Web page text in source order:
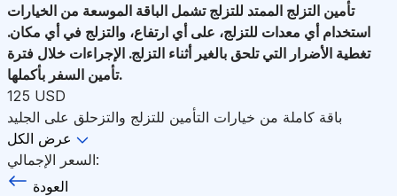
تأمين التزلج الممتد للتزلج تشمل الباقة الموسعة من الخيارات
استخدام أي معدات للتزلج، على أي ارتفاع، والتزلج في أي مكان.
تغطية الأضرار التي تلحق بالغير أثناء التزلج. الإجراءات خلال فترة
تأمين السفر بأكملها.
125 USD
باقة كاملة من خيارات التأمين للتزلج والتزحلق على الجليد
عرض الكل
السعر الإجمالي:
العودة